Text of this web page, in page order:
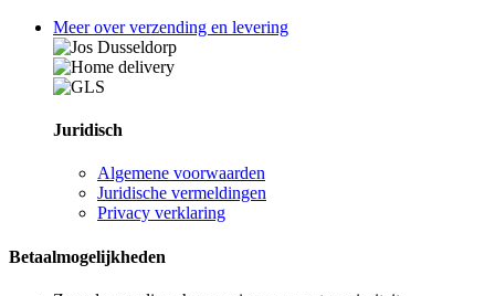
Meer over verzending en levering
Juridisch
Algemene voorwaarden
Juridische vermeldingen
Privacy verklaring
Betaalmogelijkheden